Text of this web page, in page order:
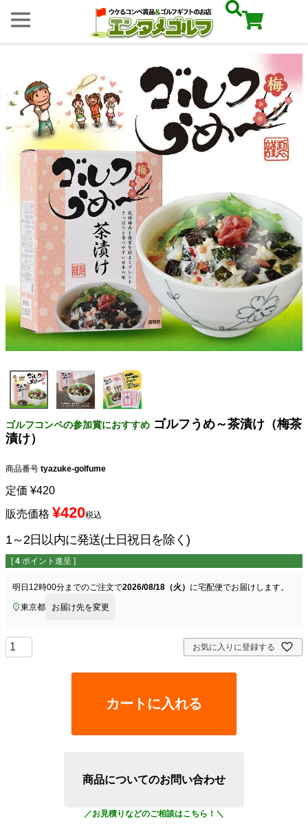
ゴルフコンペの参加賞におすすめ ゴルフうめ～茶漬け（梅茶
漬け）
商品番号 tyazuke-golfume
定価 ¥420
販売価格 ¥420税込
1～2日以内に発送(土日祝日を除く)
[ 4 ポイント進呈 ]
明日 12時00分までのご注文で2026/08/18（火） に宅配便でお届けします。
東京都 お届け先を変更
お気に入りに登録する
カートに入れる
商品についてのお問い合わせ